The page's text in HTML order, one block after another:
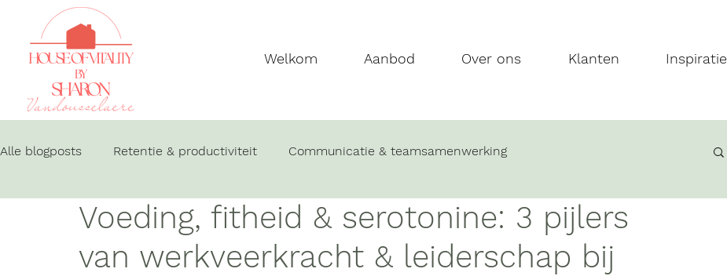
Welkom Aanbod Over ons Klanten Inspiratie
Alle blogposts Retentie & productiviteit Communicatie & teamsamenwerking
Duurzaam persoonlijk leiderschap
Voeding, fitheid & serotonine: 3 pijlers
van werkveerkracht & leiderschap bij